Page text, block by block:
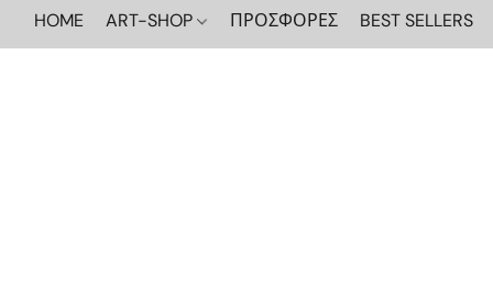
HOME ART-SHOP ΠΡΟΣΦΟΡΕΣ BEST SELLERS